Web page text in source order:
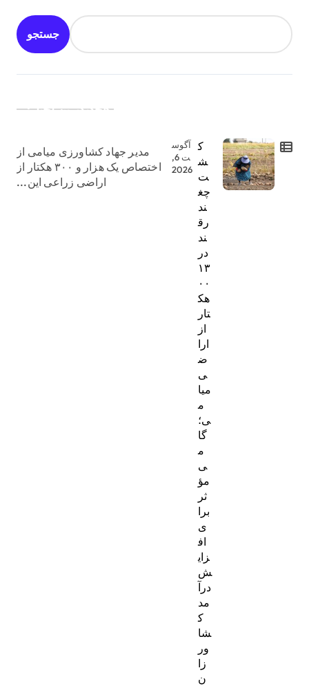
جستجو
جدیدترین اخبار:
ک
ش
ت
چغ
ند
رق
ند
در
۱۳
۰۰
هک
تار
از
ارا
ض
ی
میا
م
ی؛
گا
م
ی
مؤ
ثر
برا
ی
اف
زای
ش
درآ
مد
ک
شا
ور
زا
ن
آگوس
ت 6,
2026
مدیر جهاد کشاورزی میامی از
اختصاص یک هزار و ۳۰۰ هکتار از
اراضی زراعی این...